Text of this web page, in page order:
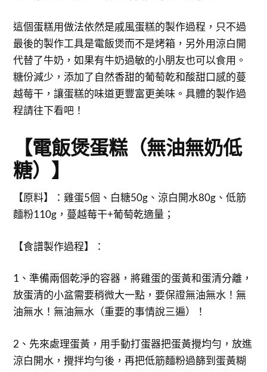
這個蛋糕用做法依然是戚風蛋糕的製作過程，只不過
最後的製作工具是電飯煲而不是烤箱，另外用涼白開
代替了牛奶，如果有牛奶過敏的小朋友也可以食用。
糖份減少，添加了自然香甜的葡萄乾和酸甜口感的蔓
越莓干，讓蛋糕的味道更豐富更美味。具體的製作過
程請往下看吧！
【電飯煲蛋糕（無油無奶低
糖）】
【原料】：雞蛋5個、白糖50g、涼白開水80g、低筋
麵粉110g，蔓越莓干+葡萄乾適量；
【食譜製作過程】：
1、準備兩個乾淨的容器，將雞蛋的蛋黃和蛋清分離，
放蛋清的小盆需要稍微大一點，要保證無油無水！無
油無水！無油無水（重要的事情說三遍）！
2、先來處理蛋黃，用手動打蛋器把蛋黃攪均勻，放進
涼白開水，攪拌均勻後，再把低筋麵粉過篩到蛋黃糊